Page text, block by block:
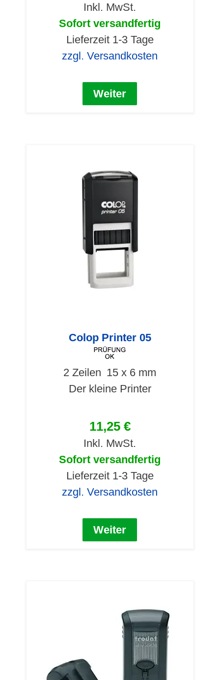
Inkl. MwSt.
Sofort versandfertig
Lieferzeit 1-3 Tage
zzgl. Versandkosten
Weiter
Colop Printer 05
2 Zeilen 15 x 6 mm
Der kleine Printer
11,25 €
Inkl. MwSt.
Sofort versandfertig
Lieferzeit 1-3 Tage
zzgl. Versandkosten
Weiter